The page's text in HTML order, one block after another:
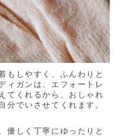
もしやすく、ふんわりと
ィガンは、エフォートレ
てくれるから、おしゃれ
分でいさせてくれます。
優しく丁寧にゆったりと